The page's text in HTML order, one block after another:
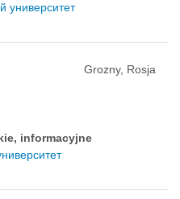
университет
Grozny, Rosja
informacyjne